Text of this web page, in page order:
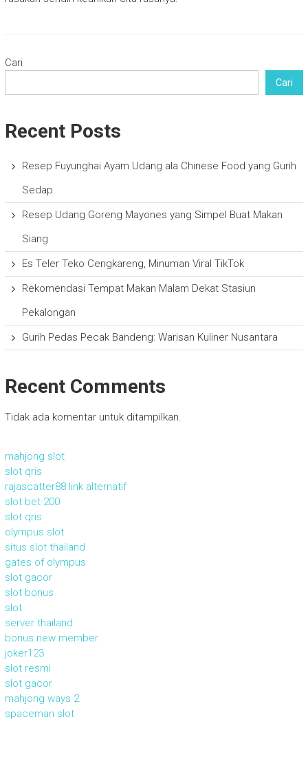
Cari
Cari
Recent Posts
Resep Fuyunghai Ayam Udang ala Chinese Food yang Gurih
Sedap
Resep Udang Goreng Mayones yang Simpel Buat Makan
Siang
Es Teler Teko Cengkareng, Minuman Viral TikTok
Rekomendasi Tempat Makan Malam Dekat Stasiun
Pekalongan
Gurih Pedas Pecak Bandeng: Warisan Kuliner Nusantara
Recent Comments
Tidak ada komentar untuk ditampilkan.
mahjong slot
slot qris
rajascatter88 link alternatif
slot bet 200
slot qris
olympus slot
situs slot thailand
gates of olympus
slot gacor
slot bonus
slot
server thailand
bonus new member
joker123
slot resmi
slot gacor
mahjong ways 2
spaceman slot